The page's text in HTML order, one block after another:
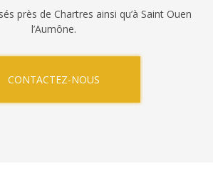
près de Chartres ainsi qu’à Saint Ouen
l’Aumône.
CONTACTEZ-NOUS